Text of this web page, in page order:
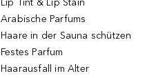
Lip Tint & Lip Stain
Arabische Parfums
Haare in der Sauna schützen
Festes Parfum
Haarausfall im Alter